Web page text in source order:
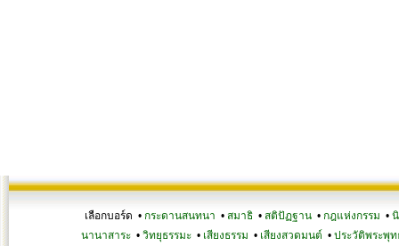
เลือกบอร์ด • กระดานสนทนา • สมาธิ • สติปัฏฐาน • กฎแห่งกรรม •
นานาสาระ •วิทยุธรรมะ • เสียงธรรม • เสียงสวดมนต์ •ประวัติพระพุท